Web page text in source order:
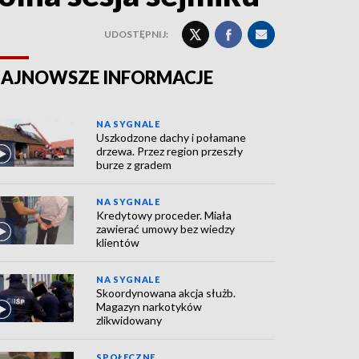
UDOSTĘPNIJ:
INFORMACJE
NA SYGNALE
Uszkodzone dachy i połamane
drzewa. Przez region przeszły
burze z gradem
NA SYGNALE
Kredytowy proceder. Miała
zawierać umowy bez wiedzy
klientów
NA SYGNALE
Skoordynowana akcja służb.
Magazyn narkotyków
zlikwidowany